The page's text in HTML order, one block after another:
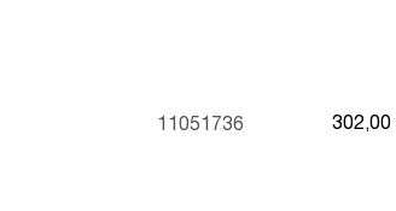
11051736 302,00